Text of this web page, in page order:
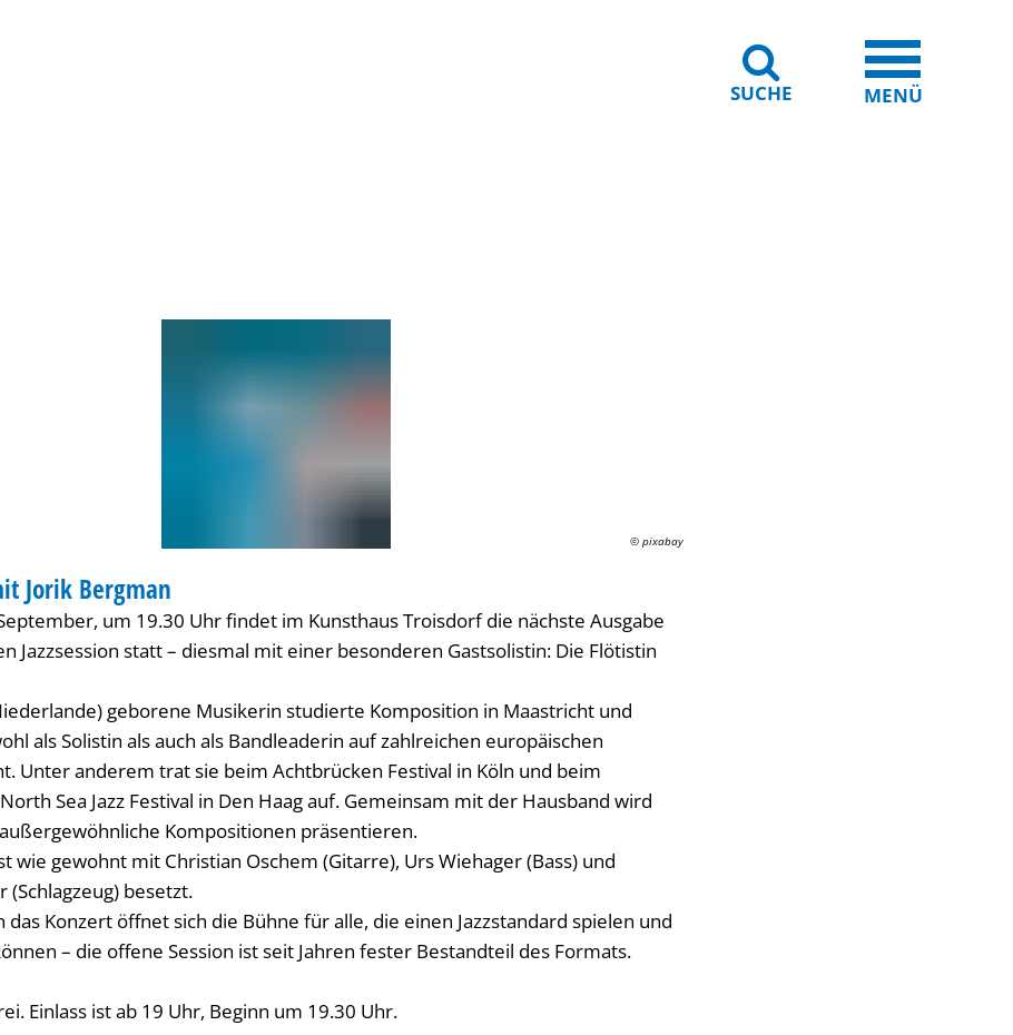
SUCHE MENÜ
© pixabay
Jorik Bergman
um 19.30 Uhr findet im Kunsthaus Troisdorf die nächste Ausgabe
Jazzsession statt – diesmal mit einer besonderen Gastsolistin: Die Flötistin
geborene Musikerin studierte Komposition in Maastricht und
als Solistin als auch als Bandleaderin auf zahlreichen europäischen
Unter anderem trat sie beim Achtbrücken Festival in Köln und beim
Sea Jazz Festival in Den Haag auf. Gemeinsam mit der Hausband wird
Kompositionen präsentieren.
wie gewohnt mit Christian Oschem (Gitarre), Urs Wiehager (Bass) und
(Schlagzeug) besetzt.
das Konzert öffnet sich die Bühne für alle, die einen Jazzstandard spielen und
– die offene Session ist seit Jahren fester Bestandteil des Formats.
Einlass ist ab 19 Uhr, Beginn um 19.30 Uhr.